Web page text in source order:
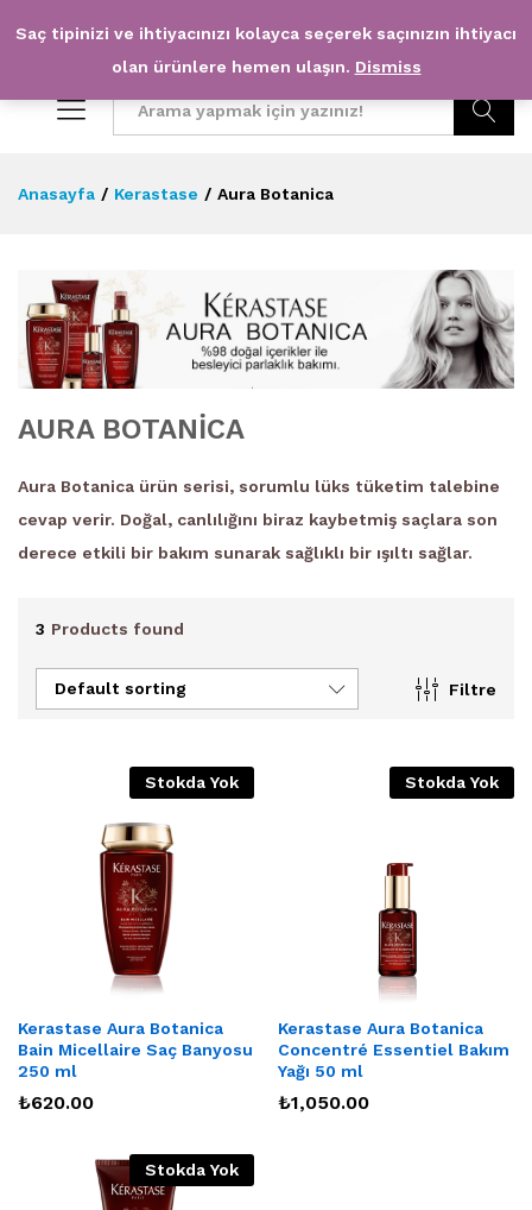
Anasayfa / Kerastase / Aura Botanica
AURA BOTANICA
Aura Botanica ürün serisi, sorumlu lüks tüketim talebine
cevap verir. Doğal, canlılığını biraz kaybetmiş saçlara son
derece etkili bir bakım sunarak sağlıklı bir ışıltı sağlar.
3 Products found
Filtre
Default sorting
Stokda Yok
Kerastase Aura Botanica
Bain Micellaire Saç Banyosu
250 ml
₺620.00
Stokda Yok
Kerastase Aura Botanica
Concentré Essentiel Bakım
Yağı 50 ml
₺1,050.00
Stokda Yok
Saç tipinizi ve ihtiyacınızı kolayca seçerek saçınızın ihtiyacı
olan ürünlere hemen ulaşın. Dismiss